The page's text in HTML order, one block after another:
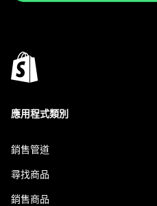
應用程式類別
銷售管道
尋找商品
銷售商品